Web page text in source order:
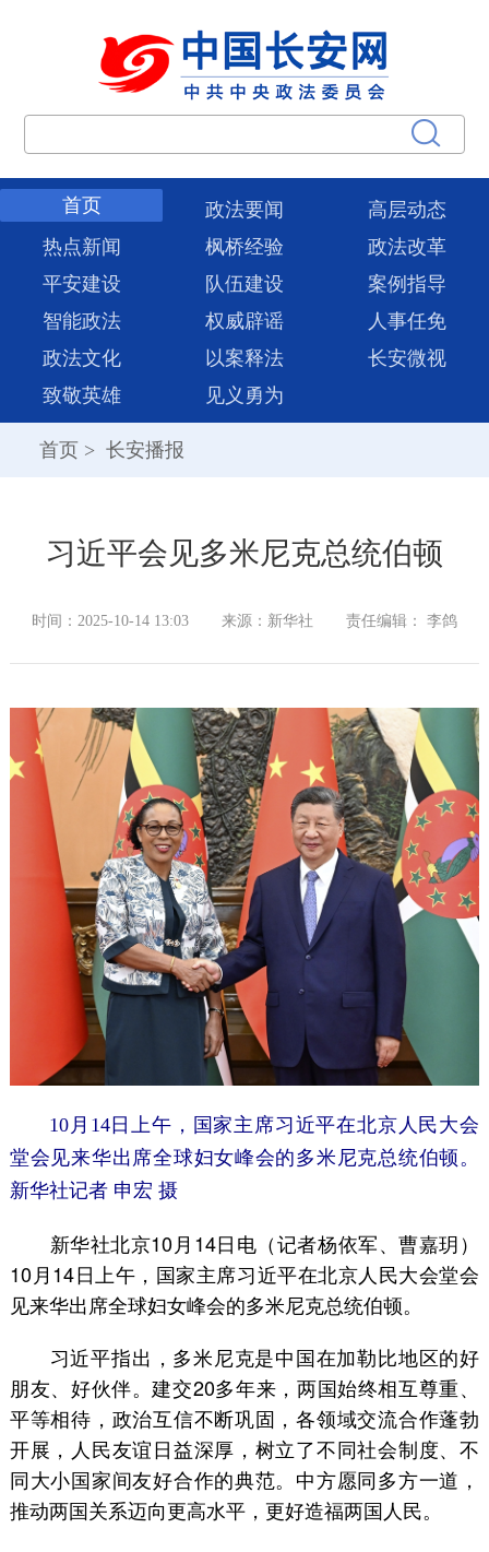
首页 政法要闻
高层动态
热点新闻
枫桥经验
政法改革
平安建设
队伍建设
案例指导
智能政法
权威辟谣
人事任免
政法文化
以案释法
长安微视
致敬英雄
见义勇为
首页 > 长安播报
习近平会见多米尼克总统伯顿
时间：2025-10-14 13:03 来源：新华社 责任编辑： 李鸽
10月14日上午，国家主席习近平在北京人民大会
堂会见来华出席全球妇女峰会的多米尼克总统伯顿。
新华社记者 申宏 摄
新华社北京10月14日电（记者杨依军、曹嘉玥）
10月14日上午，国家主席习近平在北京人民大会堂会
见来华出席全球妇女峰会的多米尼克总统伯顿。
习近平指出，多米尼克是中国在加勒比地区的好
朋友、好伙伴。建交20多年来，两国始终相互尊重、
平等相待，政治互信不断巩固，各领域交流合作蓬勃
开展，人民友谊日益深厚，树立了不同社会制度、不
同大小国家间友好合作的典范。中方愿同多方一道，
推动两国关系迈向更高水平，更好造福两国人民。